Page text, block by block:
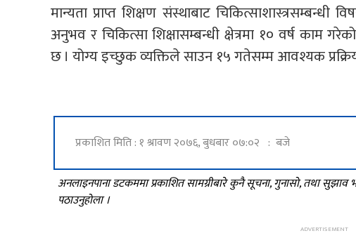
मान्यता प्राप्त शिक्षण संस्थाबाट चिकित्साशास्त्रसम्बन्धी
अनुभव र चिकित्सा शिक्षासम्बन्धी क्षेत्रमा १० वर्ष काम
छ । योग्य इच्छुक व्यक्तिले साउन १५ गतेसम्म आवश्यक
प्रकाशित मिति : १ श्रावण २०७६, बुधबार ०७:०२ : बजे
अनलाइनपाना डटकममा प्रकाशित सामग्रीबारे कुनै सूचना, गुनासो, तथा सुझाव
पठाउनुहोला ।